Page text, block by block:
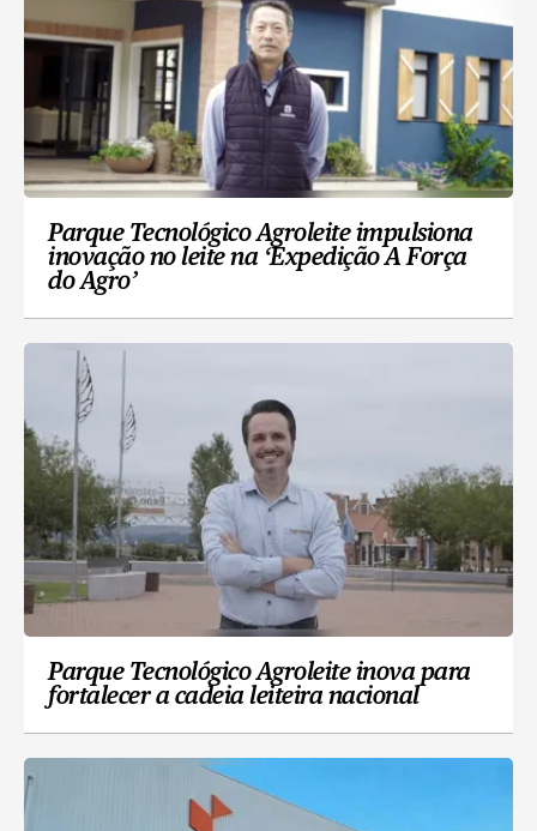
Parque Tecnológico Agroleite impulsiona
inovação no leite na ‘Expedição A Força
do Agro’
Parque Tecnológico Agroleite inova para
fortalecer a cadeia leiteira nacional